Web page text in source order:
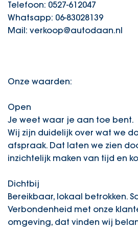
Telefoon: 0527-612047
Whatsapp: 06-83028139
Mail: verkoop@autodaan.nl
Onze waarden:
Open
Je weet waar je aan toe bent.
Wij zijn duidelijk over wat we
afspraak. Dat laten we zien
inzichtelijk maken van tijd en
Dichtbij
Bereikbaar, lokaal betrokken.
Verbondenheid met onze
omgeving, dat vinden wij